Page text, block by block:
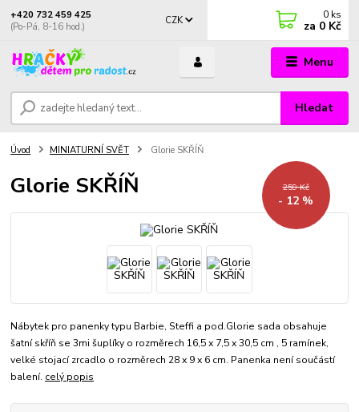
Menu
CZK
Hledat
+420 732 459 425
(Po-Pá, 8-16 hod.)
0 ks
za 0 Kč
Úvod MINIATURNÍ SVĚT Glorie SKŘÍŇ
Glorie SKŘÍŇ 259 Kč
- 12 %
Nábytek pro panenky typu Barbie, Steffi a pod.Glorie sada obsahuje
šatní skříň se 3mi šuplíky o rozměrech 16,5 x 7,5 x 30,5 cm , 5 ramínek,
velké stojací zrcadlo o rozměrech 28 x 9 x 6 cm. Panenka není součástí
balení. celý popis